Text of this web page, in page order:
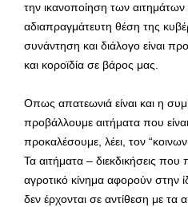
την ικανοποίηση των αιτημάτων
αδιαπραγμάτευτη θέση της
συνάντηση και διάλογο είναι
και κοροϊδία σε βάρος μας.
Οπως απατεωνιά είναι και η
προβάλλουμε αιτήματα που
προκαλέσουμε, λέει, τον
Τα αιτήματα – διεκδικήσεις
αγροτικό κίνημα αφορούν στην
δεν έρχονται σε αντίθεση με τα